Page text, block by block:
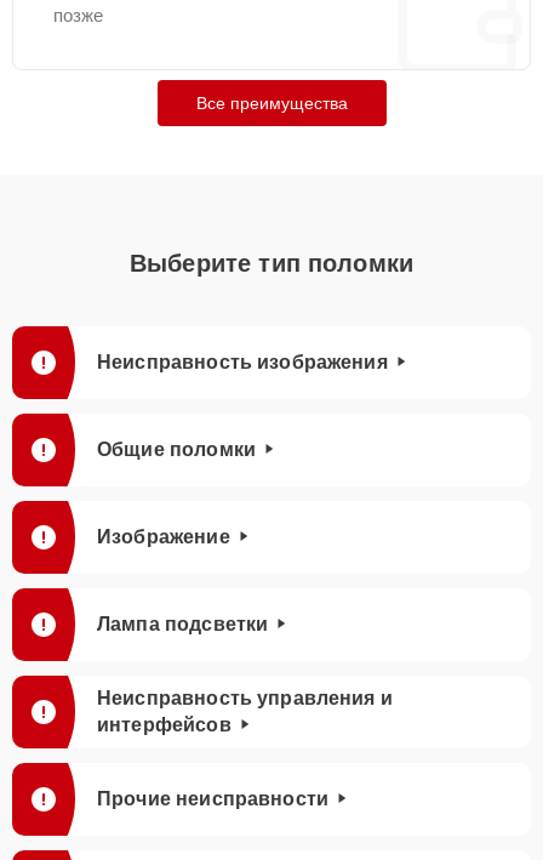
позже
Все преимущества
Выберите тип поломки
Неисправность изображения
Общие поломки
Изображение
Лампа подсветки
Неисправность управления и
интерфейсов
Прочие неисправности